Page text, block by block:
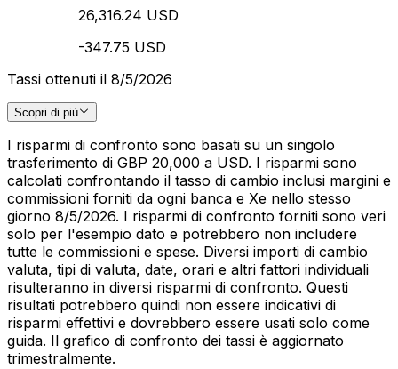
26,316.24 USD
-347.75 USD
Tassi ottenuti il 8/5/2026
Scopri di più
I risparmi di confronto sono basati su un singolo
trasferimento di GBP 20,000 a USD. I risparmi sono
calcolati confrontando il tasso di cambio inclusi margini e
commissioni forniti da ogni banca e Xe nello stesso
giorno 8/5/2026. I risparmi di confronto forniti sono veri
solo per l'esempio dato e potrebbero non includere
tutte le commissioni e spese. Diversi importi di cambio
valuta, tipi di valuta, date, orari e altri fattori individuali
risulteranno in diversi risparmi di confronto. Questi
risultati potrebbero quindi non essere indicativi di
risparmi effettivi e dovrebbero essere usati solo come
guida. Il grafico di confronto dei tassi è aggiornato
trimestralmente.